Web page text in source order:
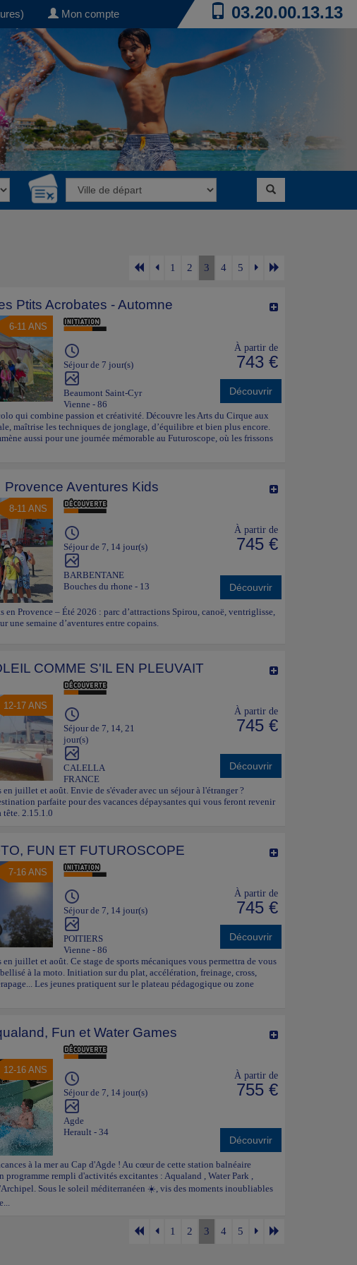
Mon compte 03.20.00.13.13
1 2 3 4 5
Ptits Acrobates - Automne
6-11 ANS
Séjour de 7 jour(s)
Beaumont Saint-Cyr
Vienne - 86
À partir de
743 €
Découvrir
qui combine passion et créativité. Découvre les Arts du Cirque aux
maîtrise les techniques de jonglage, d’équilibre et bien plus encore.
aussi pour une journée mémorable au Futuroscope, où les frissons
Provence Aventures Kids
8-11 ANS
Séjour de 7, 14 jour(s)
BARBENTANE
Bouches du rhone - 13
À partir de
745 €
Découvrir
en Provence – Été 2026 : parc d’attractions Spirou, canoë, ventriglisse,
une semaine d’aventures entre copains.
COMME S'IL EN PLEUVAIT
12-17 ANS
Séjour de 7, 14, 21
jour(s)
CALELLA
FRANCE
À partir de
745 €
Découvrir
en juillet et août. Envie de s'évader avec un séjour à l'étranger ?
parfaite pour des vacances dépaysantes qui vous feront revenir
tête. 2.15.1.0
FUN ET FUTUROSCOPE
7-16 ANS
Séjour de 7, 14 jour(s)
POITIERS
Vienne - 86
À partir de
745 €
Découvrir
juillet et août. Ce stage de sports mécaniques vous permettra de vous
à la moto. Initiation sur du plat, accélération, freinage, cross,
Les jeunes pratiquent sur le plateau pédagogique ou zone
Fun et Water Games
12-16 ANS
Séjour de 7, 14 jour(s)
Agde
Herault - 34
À partir de
755 €
Découvrir
à la mer au Cap d'Agde ! Au cœur de cette station balnéaire
rempli d'activités excitantes : Aqualand , Water Park ,
Sous le soleil méditerranéen ☀️, vis des moments inoubliables
1 2 3 4 5